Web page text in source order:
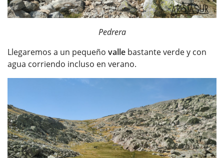
Pedrera
Llegaremos a un pequeño valle bastante verde y con
agua corriendo incluso en verano.